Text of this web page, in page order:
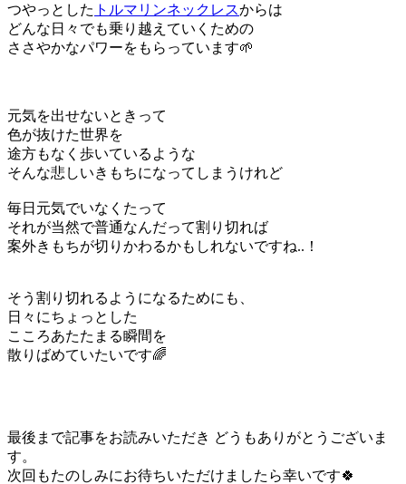
つやっとした トルマリンネックレスからは
どんな日々でも乗り越えていくための
ささやかなパワーをもらっています🌱
元気を出せないときって
色が抜けた世界を
途方もなく歩いているような
そんな悲しいきもちになってしまうけれど
毎日元気でいなくたって
それが当然で普通なんだって割り切れば
案外きもちが切りかわるかもしれないですね..！
そう割り切れるようになるためにも、
日々にちょっとした
こころあたたまる瞬間を
散りばめていたいです🌈
最後まで記事をお読みいただき どうもありがとうございま
す。
次回もたのしみにお待ちいただけましたら幸いです🍀